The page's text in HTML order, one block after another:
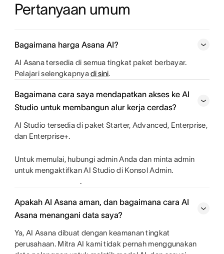
Pertanyaan umum
Bagaimana harga Asana AI?
AI Asana tersedia di semua tingkat paket berbayar.
Pelajari selengkapnyadi sini.
Bagaimana cara saya mendapatkan akses ke AI
Studio untuk membangun alur kerja cerdas?
AI Studio tersedia di paket Starter, Advanced, Enterprise,
dan Enterprise+.
Untuk memulai, hubungi admin Anda dan minta admin
untuk mengaktifkan AI Studio di Konsol Admin.
.
Apakah AI Asana aman, dan bagaimana cara AI
Asana menangani data saya?
Ya, AI Asana dibuat dengan keamanan tingkat
perusahaan. Mitra AI kami tidak pernah menggunakan